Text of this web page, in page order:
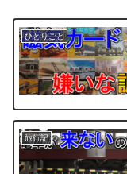
ひとりごと
旅行記